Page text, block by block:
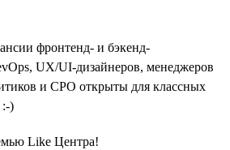
фронтенд- и бэкенд-
UX/UI-дизайнеров, менеджеров
и CPO открыты для классных
:-)
Like Центра!